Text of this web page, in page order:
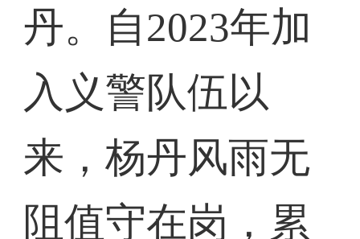
丹。自2023年加
入义警队伍以
来，杨丹风雨无
阻值守在岗，累